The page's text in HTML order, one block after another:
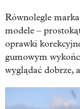
Równolegle
modele –
oprawki
gumowym
wyglądać dobrze,